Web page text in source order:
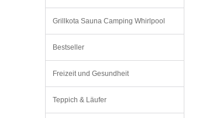
Grillkota Sauna Camping Whirlpool
Bestseller
Freizeit und Gesundheit
Teppich & Läufer